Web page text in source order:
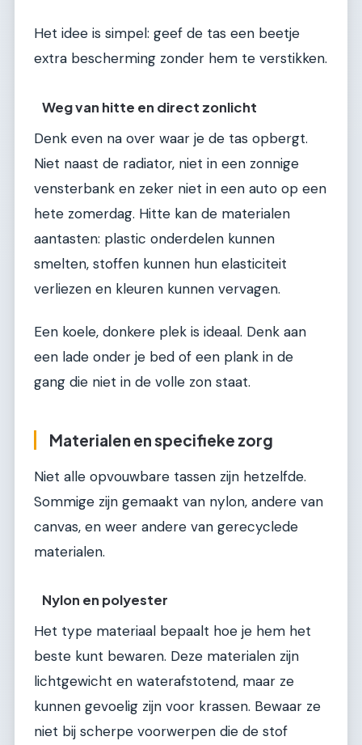
Het idee is simpel: geef de tas een beetje
extra bescherming zonder hem te verstikken.
Weg van hitte en direct zonlicht
Denk even na over waar je de tas opbergt.
Niet naast de radiator, niet in een zonnige
vensterbank en zeker niet in een auto op een
hete zomerdag. Hitte kan de materialen
aantasten: plastic onderdelen kunnen
smelten, stoffen kunnen hun elasticiteit
verliezen en kleuren kunnen vervagen.
Een koele, donkere plek is ideaal. Denk aan
een lade onder je bed of een plank in de
gang die niet in de volle zon staat.
Materialen en specifieke zorg
Niet alle opvouwbare tassen zijn hetzelfde.
Sommige zijn gemaakt van nylon, andere van
canvas, en weer andere van gerecyclede
materialen.
Nylon en polyester
Het type materiaal bepaalt hoe je hem het
beste kunt bewaren. Deze materialen zijn
lichtgewicht en waterafstotend, maar ze
kunnen gevoelig zijn voor krassen. Bewaar ze
niet bij scherpe voorwerpen die de stof